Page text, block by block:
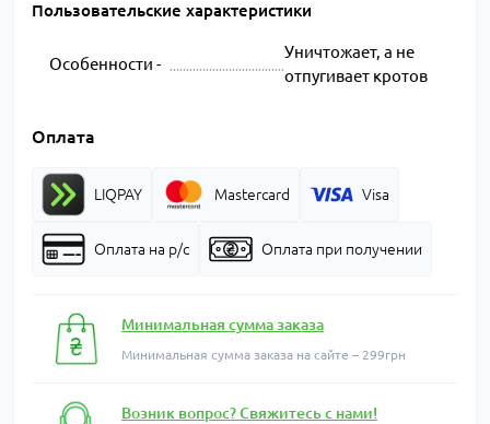
Пользовательские характеристики
Особенности -
Уничтожает, а не
отпугивает кротов
Оплата
LIQPAY Mastercard Visa
Оплата на р/с Оплата при получении
Минимальная сумма заказа
Минимальная сумма заказа на сайте – 299грн
Возник вопрос? Свяжитесь с нами!